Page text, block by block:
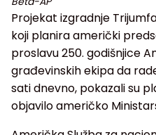
Projekat izgradnje
koji planira američki
proslavu 250. godišnjice
građevinskih ekipa da
sati dnevno, pokazali su
objavilo američko